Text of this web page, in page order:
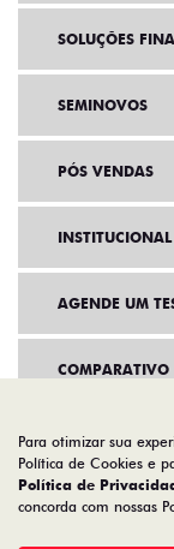
SOLUÇÕES
SEMINOVOS
PÓS VENDAS
INSTITUCIONAL
AGENDE UM
COMPARATIVO
Para otimizar sua
Política de Cookies e
Política de
concorda com nossas